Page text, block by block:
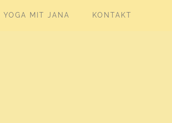
YOGA MIT JANA KONTAKT